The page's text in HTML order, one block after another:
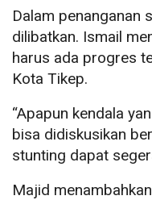
Dalam penanganan
dilibatkan. Ismail
harus ada progres
Kota Tikep.
“Apapun kendala
bisa didiskusikan
stunting dapat
Majid